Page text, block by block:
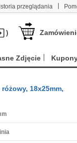
przeglądania
)
Zdjęcie
18x25mm,